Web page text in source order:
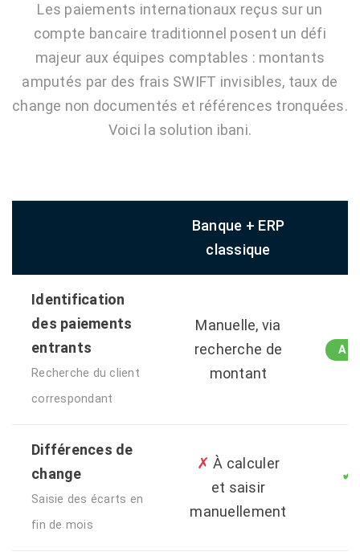
Les paiements internationaux reçus sur un
compte bancaire traditionnel posent un défi
majeur aux équipes comptables : montants
amputés par des frais SWIFT invisibles, taux de
change non documentés et références tronquées.
Voici la solution ibani.
Banque + ERP
classique
Identification
des paiements
entrants
Recherche du client
correspondant
Manuelle, via
recherche de
montant
Différences de
change
Saisie des écarts en
fin de mois
✗ À calculer
et saisir
manuellement
✔